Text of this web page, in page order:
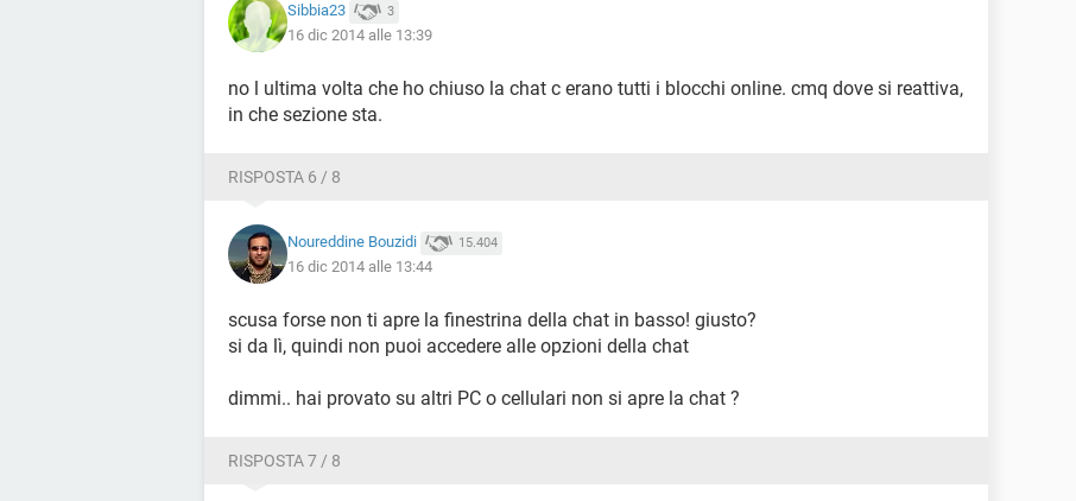
Sibbia23 3
16 dic 2014 alle 13:39
no l ultima volta che ho chiuso la chat c erano tutti i blocchi online. cmq dove si reattiva,
in che sezione sta.
RISPOSTA 6 / 8
Noureddine Bouzidi 15.404
16 dic 2014 alle 13:44
scusa forse non ti apre la finestrina della chat in basso! giusto?
si da lì, quindi non puoi accedere alle opzioni della chat
dimmi.. hai provato su altri PC o cellulari non si apre la chat ?
RISPOSTA 7 / 8